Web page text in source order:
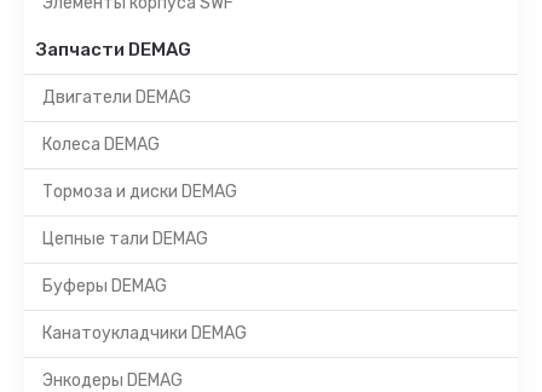
Запчасти DEMAG
Двигатели DEMAG
Колеса DEMAG
Тормоза и диски DEMAG
Цепные тали DEMAG
Буферы DEMAG
Канатоукладчики DEMAG
Энкодеры DEMAG